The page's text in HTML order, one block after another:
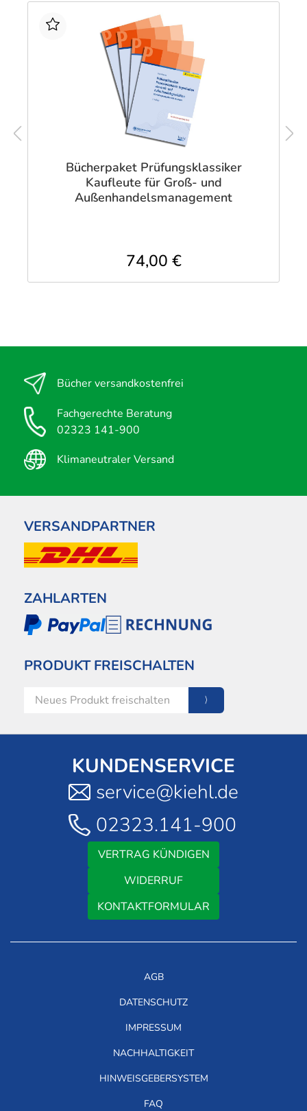
Bücherpaket Prüfungsklassiker
Kaufleute für Groß- und
Außenhandelsmanagement
74,00 €
Bücher versandkostenfrei
Fachgerechte Beratung
02323 141-900
Klimaneutraler Versand
VERSANDPARTNER
ZAHLARTEN
PRODUKT FREISCHALTEN
KUNDENSERVICE
service@kiehl.de
02323.141-900
VERTRAG KÜNDIGEN
WIDERRUF
KONTAKTFORMULAR
AGB
DATENSCHUTZ
IMPRESSUM
NACHHALTIGKEIT
HINWEISGEBERSYSTEM
FAQ